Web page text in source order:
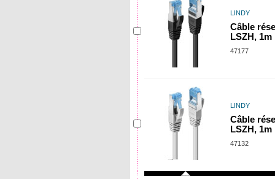
LINDY
Câble
LSZH, 1m
47177
LINDY
Câble
LSZH, 1m
47132